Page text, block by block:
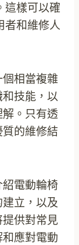
這樣可以確
者和維修人
相當複雜
技能，以
。只有透
的維修結
電動輪椅
立，以及
供對常見
應對電動